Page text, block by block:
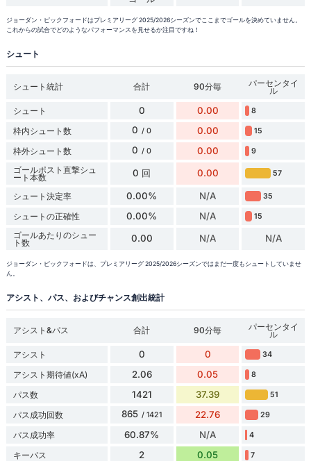
ジョーダン・ピックフォードはプレミアリーグ 2025/2026シーズンでここまでゴールを決めていません。
これからの試合でどのようなパフォーマンスを見せるか注目ですね！
シュート
シュート統計 合計 90分毎 パーセンタイ
ル
シュート
0 0.00 8
枠内シュート数 0 / 0 0.00 15
枠外シュート数 0 / 0 0.00 9
ゴールポスト直撃シュ
ート本数 0 回 0.00 57
シュート決定率 0.00% N/A 35
シュートの正確性 0.00% N/A 15
ゴールあたりのシュー
ト数 0.00 N/A N/A
ジョーダン・ピックフォードは、プレミアリーグ 2025/2026シーズンではまだ一度もシュートしていませ
ん。
アシスト、パス、およびチャンス創出統計
アシスト&パス 合計 90分毎 パーセンタイ
ル
アシスト
0 0 34
アシスト期待値(xA) 2.06 0.05 8
パス数 1421 37.39 51
パス成功回数 865 / 1421 22.76 29
パス成功率 60.87% N/A 4
キーパス 2 0.05 7